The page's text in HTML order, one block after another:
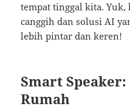
tempat tinggal kita. Yuk,
canggih dan solusi AI
lebih pintar dan keren!
Smart
Rumah